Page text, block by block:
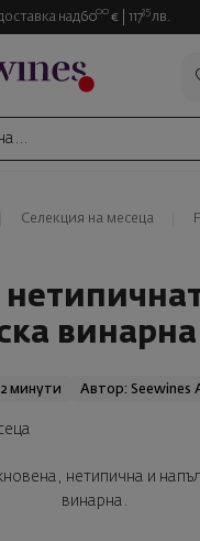
над6000 € 11735 лв.
Селекция на месеца
винарна
2 минути Автор: Seewines
нетипична и
винарна.